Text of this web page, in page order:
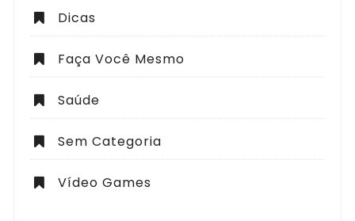
Dicas
Faça Você Mesmo
Saúde
Sem Categoria
Vídeo Games